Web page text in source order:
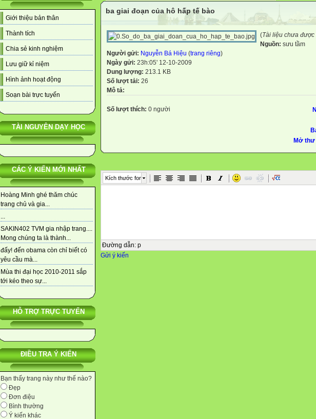
Giới thiệu bản thân
Thành tích
Chia sẻ kinh nghiệm
Lưu giữ kỉ niệm
Hình ảnh hoạt động
Soạn bài trực tuyến
TÀI NGUYÊN DẠY HỌC
CÁC Ý KIẾN MỚI NHẤT
Hoàng Minh ghé thăm chúc
trang chủ và gia...
...
SAKIN402 TVM gia nhập trang....
Mong chúng ta là thành...
đấy! đến obama còn chỉ biết có
yêu cầu mà...
Mùa thi đại học 2010-2011 sắp
tới kéo theo sự...
HỖ TRỢ TRỰC TUYẾN
ĐIỀU TRA Ý KIẾN
Bạn thấy trang này như thế nào?
Đẹp
Đơn điệu
Bình thường
Ý kiến khác
ba giai đoạn của hô hấp tế bào
(Tài liệu chưa được
Nguồn: sưu tầm
Người gửi: Nguyễn Bá Hiệu (trang riêng)
Ngày gửi: 23h:05' 12-10-2009
Dung lượng: 213.1 KB
Số lượt tải: 26
Mô tả:
Mở thư
Số lượt thích: 0 người
Kích thước font
Đường dẫn: p
Gửi ý kiến